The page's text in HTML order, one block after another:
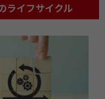
ライフサイクル